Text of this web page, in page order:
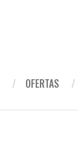
OFERTAS